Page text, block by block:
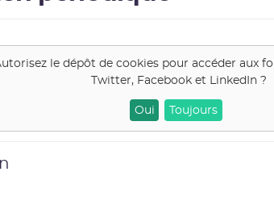
le dépôt de cookies pour accéder aux
Twitter, Facebook et LinkedIn?
Oui Toujours